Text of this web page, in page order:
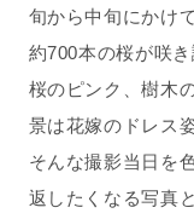
旬から中旬にかけ
約700本の桜が咲
桜のピンク、樹木
景は花嫁のドレス
そんな撮影当日を
返したくなる写真